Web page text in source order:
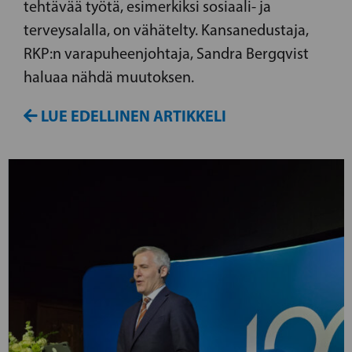
tehtävää työtä, esimerkiksi sosiaali- ja
terveysalalla, on vähätelty. Kansanedustaja,
RKP:n varapuheenjohtaja, Sandra Bergqvist
haluaa nähdä muutoksen.
LUE EDELLINEN ARTIKKELI